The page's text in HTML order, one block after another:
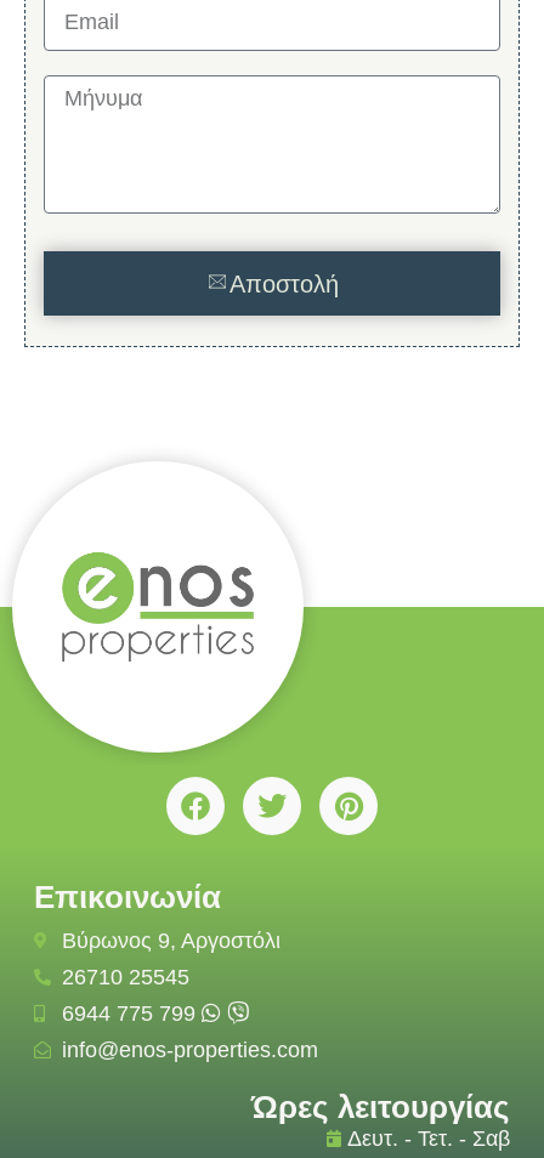
Αποστολή
Επικοινωνία
Βύρωνος 9, Αργοστόλι
26710 25545
6944 775 799
info@enos-properties.com
Ώρες λειτουργίας
Δευτ. - Τετ. - Σαβ